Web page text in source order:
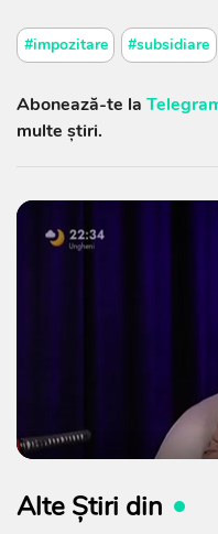
#impozitare #subsidiare
Abonează-te la
multe știri.
Alte Știri din